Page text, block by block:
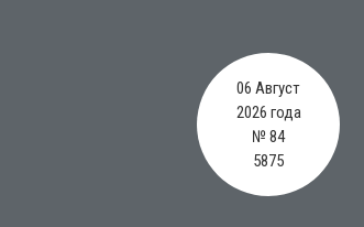
06 Август
2026 года
№ 84
5875